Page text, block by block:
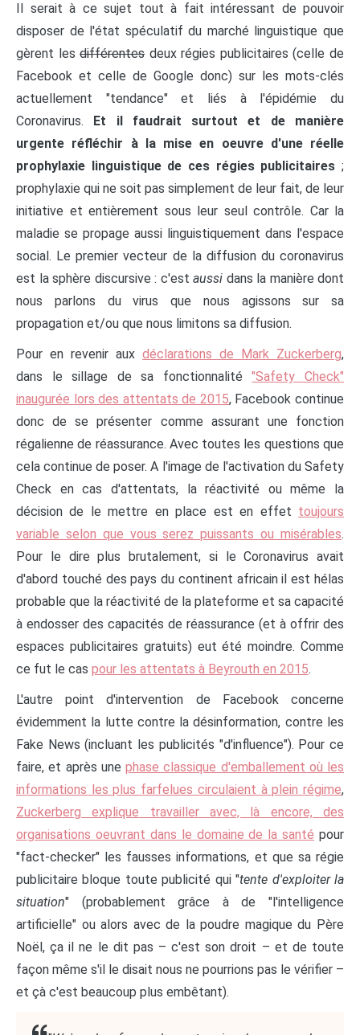
Il serait à ce sujet tout à fait intéressant de pouvoir
disposer de l'état spéculatif du marché linguistique que
gèrent lesdifférentesdeux régies publicitaires (celle de
Facebook et celle de Google donc) sur les mots-clés
actuellement "tendance" et liés à l'épidémie du
Coronavirus.
Et il faudrait surtout et de manière
urgente réfléchir à la mise en oeuvre d'une réelle
prophylaxie linguistique de ces régies publicitaires ;
prophylaxie qui ne soit pas simplement de leur fait, de leur
initiative et entièrement sous leur seul contrôle. Car la
maladie se propage aussi linguistiquement dans l'espace
social. Le premier vecteur de la diffusion du coronavirus
est la sphère discursive : c'est aussi dans la manière dont
nous parlons du virus que nous agissons sur sa
propagation et/ou que nous limitons sa diffusion.
Pour en revenir aux déclarations de Mark Zuckerberg,
dans le sillage de sa fonctionnalité"Safety Check"
inaugurée lors des attentats de 2015, Facebook continue
donc de se présenter comme assurant une fonction
régalienne de réassurance. Avec toutes les questions que
cela continue de poser. A l'image de l'activation du Safety
Check en cas d'attentats, la réactivité ou même la
décision de le mettre en place est en effet toujours
variable selon que vous serez puissants ou misérables.
Pour le dire plus brutalement, si le Coronavirus avait
d'abord touché des pays du continent africain il est hélas
probable que la réactivité de la plateforme et sa capacité
à endosser des capacités de réassurance (et à offrir des
espaces publicitaires gratuits) eut été moindre. Comme
ce fut le cas pour les attentats à Beyrouth en 2015.
L'autre point d'intervention de Facebook concerne
évidemment la lutte contre la désinformation, contre les
Fake News (incluant les publicités "d'influence"). Pour ce
faire, et après une phase classique d'emballement où les
informations les plus farfelues circulaient à plein régime,
Zuckerberg explique travailler avec, là encore, des
organisations oeuvrant dans le domaine de la santé pour
"fact-checker" les fausses informations, et que sa régie
publicitaire bloque toute publicité qui "tente d'exploiter la
situation" (probablement grâce à de "l'intelligence
artificielle" ou alors avec de la poudre magique du Père
Noël, ça il ne le dit pas – c'est son droit – et de toute
façon même s'il le disait nous ne pourrions pas le vérifier –
et çà c'est beaucoup plus embêtant).